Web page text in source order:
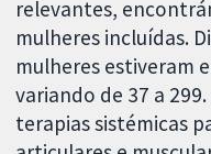
relevantes,
mulheres incluídas.
mulheres estiveram
variando de 37 a
terapias sistémicas